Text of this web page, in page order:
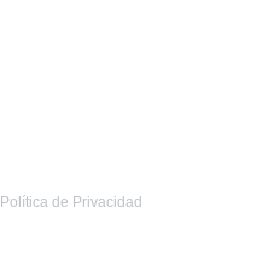
Política de Privacidad